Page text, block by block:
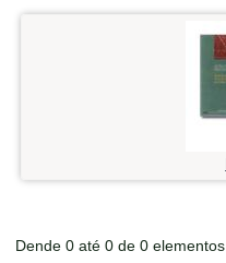
Dende 0 até 0 de 0 elementos